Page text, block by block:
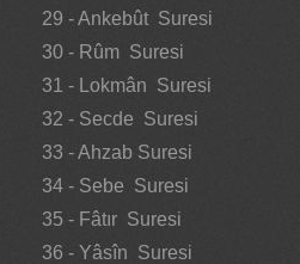
29 - Ankebût Suresi
30 - Rûm Suresi
31 - Lokmân Suresi
32 - Secde Suresi
33 - Ahzab Suresi
34 - Sebe Suresi
35 - Fâtır Suresi
36 - Yâsîn Suresi